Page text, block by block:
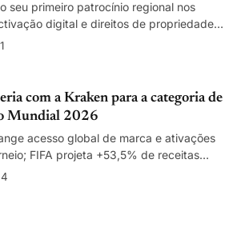
seu primeiro patrocínio regional nos
digital e direitos de propriedade
Valores não divulgados.
com a Kraken para a categoria de
Mundial 2026
acesso global de marca e ativações
FIFA projeta +53,5% de receitas
2023-2026